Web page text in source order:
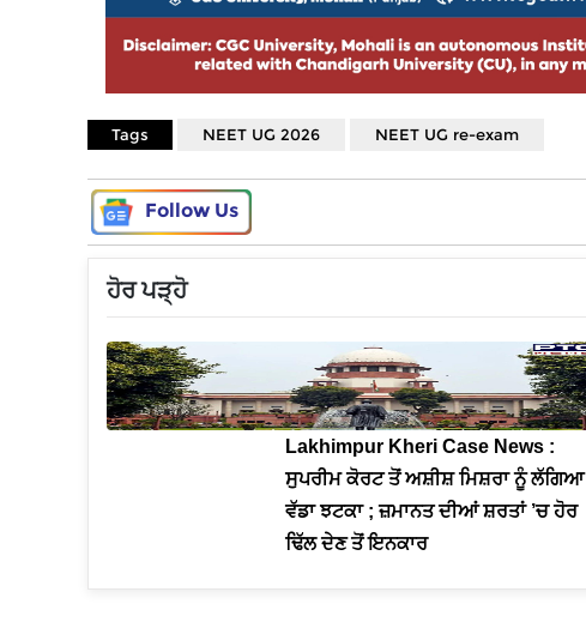
Tags NEET UG 2026 NEET UG re-exam
Follow Us
ਹੋਰ ਪੜ੍ਹੋ
Lakhimpur Kheri Case News :
ਸੁਪਰੀਮ ਕੋਰਟ ਤੋਂ ਅਸ਼ੀਸ਼ ਮਿਸ਼ਰਾ ਨੂੰ ਲੱਗਿਆ
ਵੱਡਾ ਝਟਕਾ ; ਜ਼ਮਾਨਤ ਦੀਆਂ ਸ਼ਰਤਾਂ ’ਚ ਹੋਰ
ਢਿੱਲ ਦੇਣ ਤੋਂ ਇਨਕਾਰ